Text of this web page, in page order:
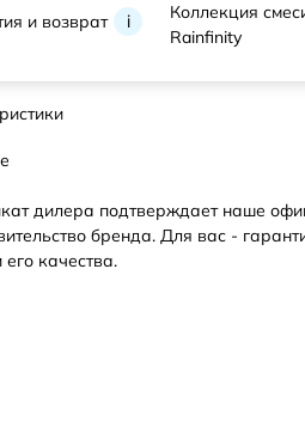
и возврат i
Коллекция
Rainfinity
дилера подтверждает наше
бренда. Для вас -
качества.